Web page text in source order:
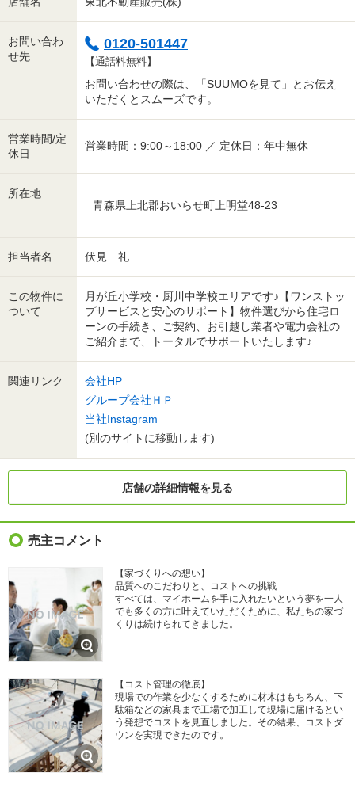
お問い合わ
せ先
0120-501447
【通話料無料】
お問い合わせの際は、「SUUMOを見て」とお伝え
いただくとスムーズです。
営業時間/定
休日
営業時間：9:00～18:00 ／ 定休日：年中無休
所在地
青森県上北郡おいらせ町上明堂48-23
担当者名 伏見 礼
この物件に
ついて
月が丘小学校・厨川中学校エリアです♪【ワンストッ
プサービスと安心のサポート】物件選びから住宅ロ
ーンの手続き、ご契約、お引越し業者や電力会社の
ご紹介まで、トータルでサポートいたします♪
関連リンク
会社HP
グループ会社ＨＰ
当社Instagram
(別のサイトに移動します)
店舗の詳細情報を見る
売主コメント
【家づくりへの想い】
品質へのこだわりと、コストへの挑戦
すべては、マイホームを手に入れたいという夢を一人
でも多くの方に叶えていただくために、私たちの家づ
くりは続けられてきました。
【コスト管理の徹底】
現場での作業を少なくするために材木はもちろん、下
駄箱などの家具まで工場で加工して現場に届けるとい
う発想でコストを見直しました。その結果、コストダ
ウンを実現できたのです。